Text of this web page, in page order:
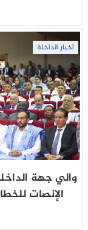
أخبار الداخلة
والي جهة
الإنصات